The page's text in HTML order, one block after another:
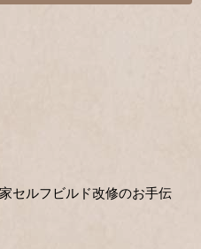
セルフビルド改修のお手伝